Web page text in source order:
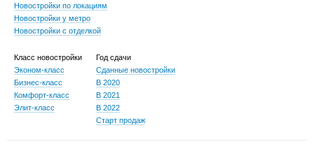
Новостройки по локациям
Новостройки у метро
Новостройки с отделкой
Класс новостройки
Эконом-класс
Бизнес-класс
Комфорт-класс
Элит-класс
Год сдачи
Сданные новостройки
В 2020
В 2021
В 2022
Старт продаж